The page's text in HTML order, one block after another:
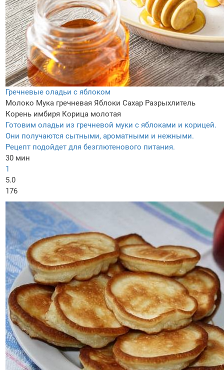
Гречневые оладьи с яблоком
Молоко Мука гречневая Яблоки Сахар Разрыхлитель
Корень имбиря Корица молотая
Готовим оладьи из гречневой муки с яблоками и корицей.
Они получаются сытными, ароматными и нежными.
Рецепт подойдет для безглютенового питания.
30 мин
1
5.0
176